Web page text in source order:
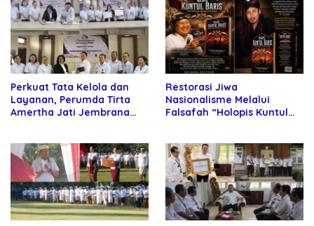
Perkuat Tata Kelola dan
Layanan, Perumda Tirta
Amertha Jati Jembrana
Restorasi Jiwa
Nasionalisme Melalui
Falsafah “Holopis Kuntul